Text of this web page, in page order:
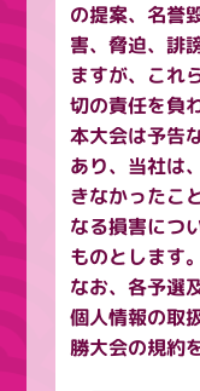
の提案、名誉
害、脅迫、誹
ますが、これ
切の責任を負
本大会は予告
あり、当社は
きなかったこ
なる損害につ
ものとします。
なお、各予選
個人情報の取
勝大会の規約